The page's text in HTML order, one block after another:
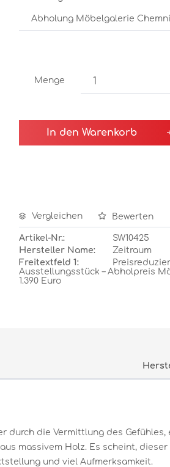
Menge
In den Warenkorb
Vergleichen Bewerten
Artikel-Nr.:
SW10425
Hersteller Name:
Zeitraum
Freitextfeld 1:
Ausstellungsstück – Abholpreis
1.390 Euro
die Vermittlung des Gefühles,
massivem Holz. Es scheint, dieser
und viel Aufmerksamkeit.